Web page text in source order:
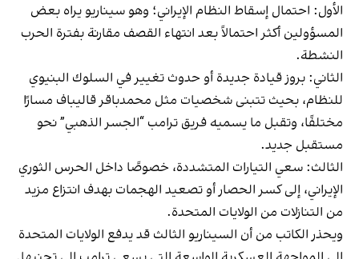
الأول: احتمال إسقاط النظام الإيراني؛ وهو سيناريو يراه بعض
المسؤولين أكثر احتمالاً بعد انتهاء القصف مقارنة بفترة الحرب
النشطة.
الثاني: بروز قيادة جديدة أو حدوث تغيير في السلوك البنيوي
للنظام، بحيث تتبنى شخصيات مثل محمدباقر قاليباف مسارًا
مختلفًا، وتقبل ما يسميه فريق ترامب “الجسر الذهبي” نحو
مستقبل جديد.
الثالث: سعي التيارات المتشددة، خصوصًا داخل الحرس الثوري
الإيراني، إلى كسر الحصار أو تصعيد الهجمات بهدف انتزاع مزيد
من التنازلات من الولايات المتحدة.
ويحذر الكاتب من أن السيناريو الثالث قد يدفع الولايات المتحدة